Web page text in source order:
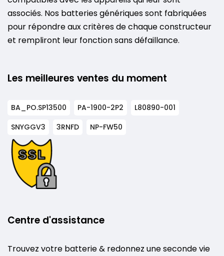
associés. Nos batteries génériques sont fabriquées
pour répondre aux critères de chaque constructeur
et rempliront leur fonction sans défaillance.
Les meilleures ventes du moment
BA_PO.SP13500 PA-1900-2P2
L80890-001
SNYGGV3
3RNFD NP-FW50
Centre d'assistance
Trouvez votre batterie & redonnez une seconde vie